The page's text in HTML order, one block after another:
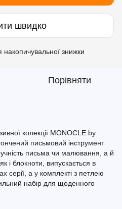
швидко
накопичувальної знижки
Порівняти
колекції MONOCLE by
письмовий інструмент
письма чи малювання, а й
і блокноти, випускається в
серії, а у комплекті з петлею
набір для щоденного